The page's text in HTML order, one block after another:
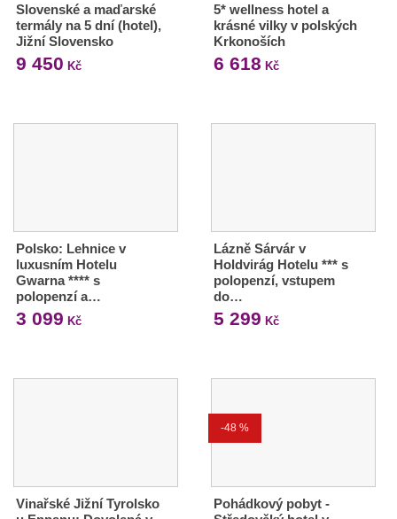
Slovenské a maďarské
termály na 5 dní (hotel),
Jižní Slovensko
9 450 Kč
5* wellness hotel a
krásné vilky v polských
Krkonoších
6 618 Kč
Polsko: Lehnice v
luxusním Hotelu
Gwarna **** s
polopenzí a…
3 099 Kč
Lázně Sárvár v
Holdvirág Hotelu *** s
polopenzí, vstupem
do…
5 299 Kč
Vinařské Jižní Tyrolsko
-48 %
Pohádkový pobyt -